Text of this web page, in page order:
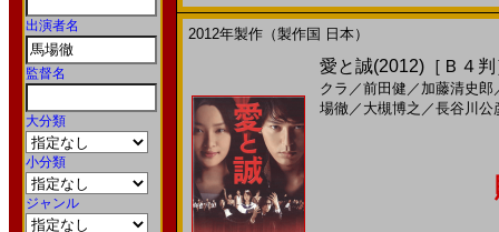
出演者名
監督名
大分類
小分類
ジャンル
2012年製作（製作国 日本）
愛と誠(2012)［Ｂ４判
クラ ／前田健 ／ 加藤清史郎
場徹 ／ 大槻博之 ／長谷川公